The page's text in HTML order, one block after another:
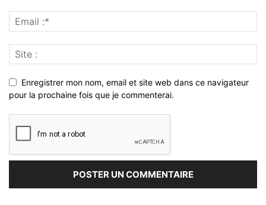
Enregistrer mon nom, email et site web dans ce navigateur
pour la prochaine fois que je commenterai.